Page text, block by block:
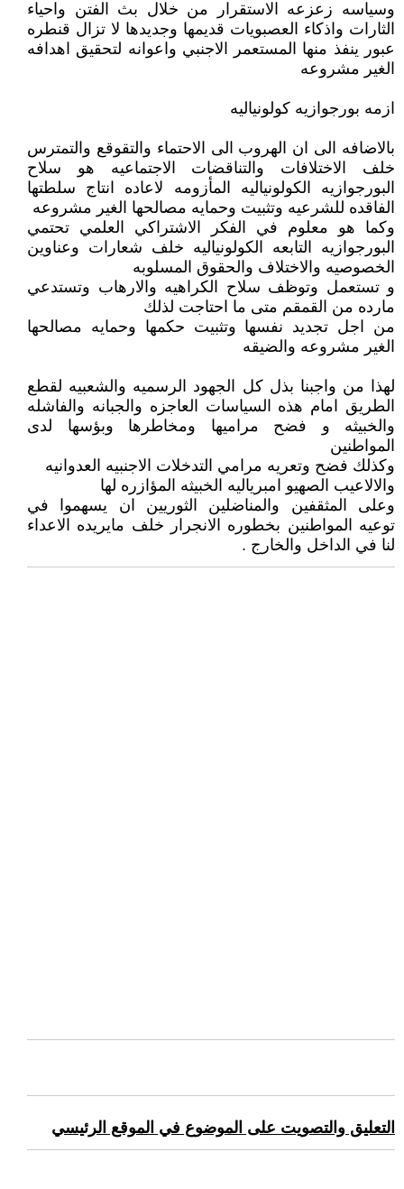
وسياسه زعزعه الاستقرار من خلال بث الفتن واحياء
الثارات واذكاء العصبويات قديمها وجديدها لا تزال قنطره
عبور ينفذ منها المستعمر الاجنبي واعوانه لتحقيق اهدافه
الغير مشروعه
ازمه بورجوازيه كولونياليه
بالاضافه الى ان الهروب الى الاحتماء والتقوقع والتمترس
خلف الاختلافات والتناقضات الاجتماعيه هو سلاح
البورجوازيه الكولونياليه المأزومه لاعاده انتاج سلطتها
الفاقده للشرعيه وتثبيت وحمايه مصالحها الغير مشروعه
وكما هو معلوم في الفكر الاشتراكي العلمي تحتمي
البورجوازيه التابعه الكولونياليه خلف شعارات وعناوين
الخصوصيه والاختلاف والحقوق المسلوبه
و تستعمل وتوظف سلاح الكراهيه والارهاب وتستدعي
مارده من القمقم متى ما احتاجت لذلك
من اجل تجديد نفسها وتثبيت حكمها وحمايه مصالحها
الغير مشروعه والضيقه
لهذا من واجبنا بذل كل الجهود الرسميه والشعبيه لقطع
الطريق امام هذه السياسات العاجزه والجبانه والفاشله
والخبيثه و فضح مراميها ومخاطرها وبؤسها لدى
المواطنين
وكذلك فضح وتعريه مرامي التدخلات الاجنبيه العدوانيه
والالاعيب الصهيو امبرياليه الخبيثه المؤازره لها
وعلى المثقفين والمناضلين الثوريين ان يسهموا في
توعيه المواطنين بخطوره الانجرار خلف مايريده الاعداء
لنا في الداخل والخارج .
التعليق والتصويت على الموضوع في الموقع الرئيسي